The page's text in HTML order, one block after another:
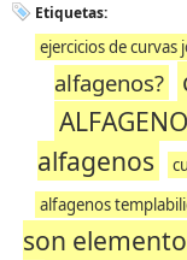
Etiquetas:
ejercicios de curvas
alfagenos?
alfagenos
alfagenos
son